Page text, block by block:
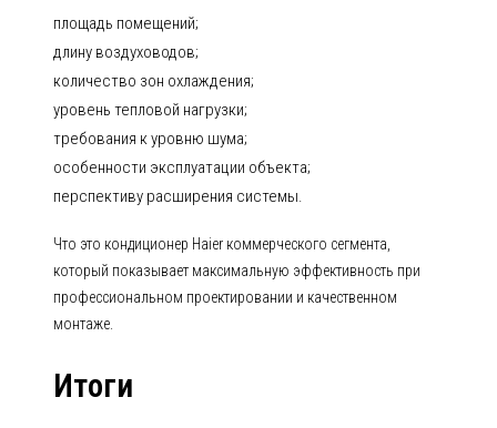
площадь помещений;
длину воздуховодов;
количество зон охлаждения;
уровень тепловой нагрузки;
требования к уровню шума;
особенности эксплуатации объекта;
перспективу расширения системы.
Что это кондиционер Haier коммерческого сегмента,
который показывает максимальную эффективность при
профессиональном проектировании и качественном
монтаже.
Итоги